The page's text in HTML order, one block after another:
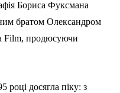
Бориса Фуксмана
братом Олександром
Film, продюсуючи
році досягла піку: з